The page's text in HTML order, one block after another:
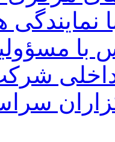
نمایندگی
با